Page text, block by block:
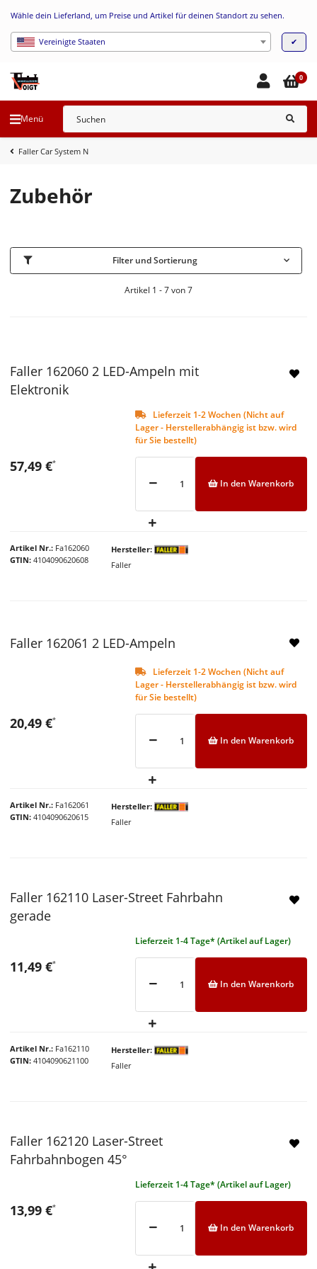
Wähle dein Lieferland, um Preise und Artikel für deinen Standort zu sehen.
Vereinigte Staaten ✔
Menü
0
Faller Car System N
Zubehör
Filter und Sortierung
Artikel 1 - 7 von 7
Faller 162060 2 LED-Ampeln mit
Elektronik
Lieferzeit 1-2 Wochen (Nicht auf
Lager - Herstellerabhängig ist bzw. wird
für Sie bestellt)
Artikel Nr. Fa162060
GTIN 4104090620608
Hersteller
Faller
57,49 €*
In den Warenkorb
Faller 162061 2 LED-Ampeln
Lieferzeit 1-2 Wochen (Nicht auf
Lager - Herstellerabhängig ist bzw. wird
für Sie bestellt)
Artikel Nr. Fa162061
GTIN 4104090620615
Hersteller
Faller
20,49 €*
In den Warenkorb
Faller 162110 Laser-Street Fahrbahn
gerade
Lieferzeit 1-4 Tage* (Artikel auf Lager)
Artikel Nr. Fa162110
GTIN 4104090621100
Hersteller
Faller
11,49 €*
In den Warenkorb
Faller 162120 Laser-Street
Fahrbahnbogen 45°
Lieferzeit 1-4 Tage* (Artikel auf Lager)
13,99 €*
In den Warenkorb